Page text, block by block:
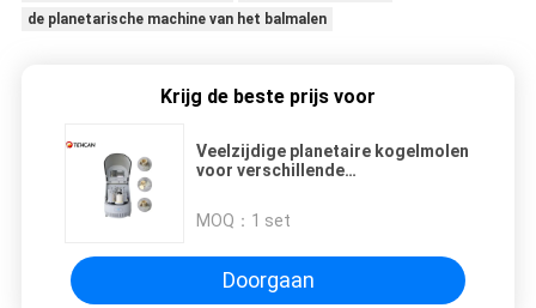
de planetarische machine van het balmalen
Krijg de beste prijs voor
Veelzijdige planetaire kogelmolen
voor verschillende
MOQ： 1 set
Doorgaan